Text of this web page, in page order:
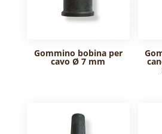
Gommino bobina per
cavo Ø 7 mm